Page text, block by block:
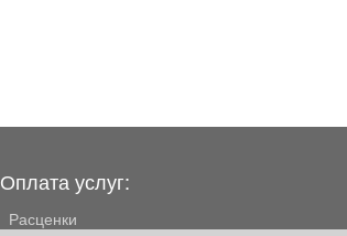
Оплата услуг:
Расценки